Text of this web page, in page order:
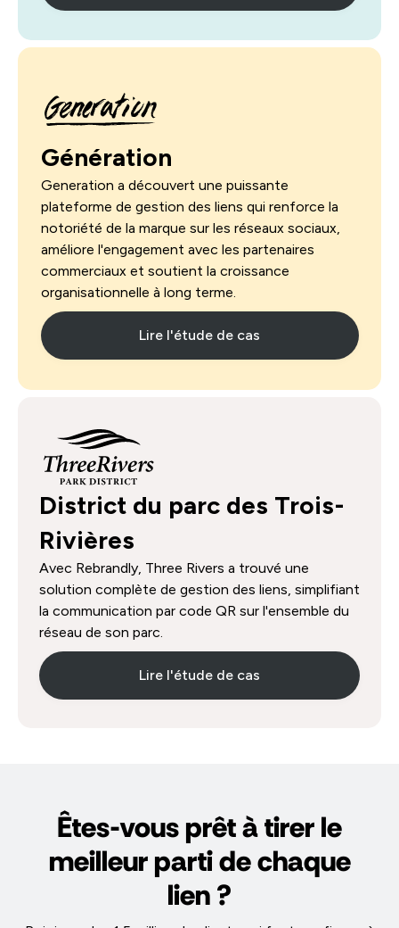
Génération
Generation a découvert une puissante
plateforme de gestion des liens qui renforce la
notoriété de la marque sur les réseaux sociaux,
améliore l'engagement avec les partenaires
commerciaux et soutient la croissance
organisationnelle à long terme.
Lire l'étude de cas
District du parc des Trois-
Rivières
Avec Rebrandly, Three Rivers a trouvé une
solution complète de gestion des liens, simplifiant
la communication par code QR sur l'ensemble du
réseau de son parc.
Lire l'étude de cas
Êtes-vous prêt à tirer le
meilleur parti de chaque
lien ?